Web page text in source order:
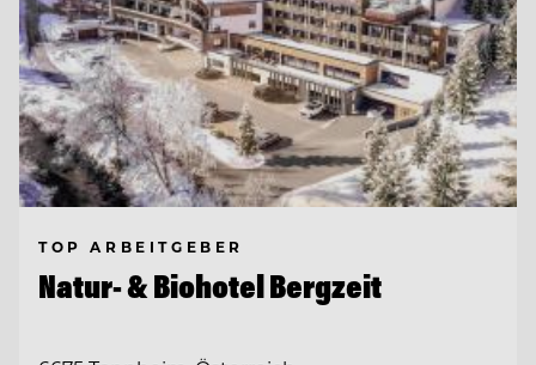
TOP ARBEITGEBER
Natur- & Biohotel Bergzeit